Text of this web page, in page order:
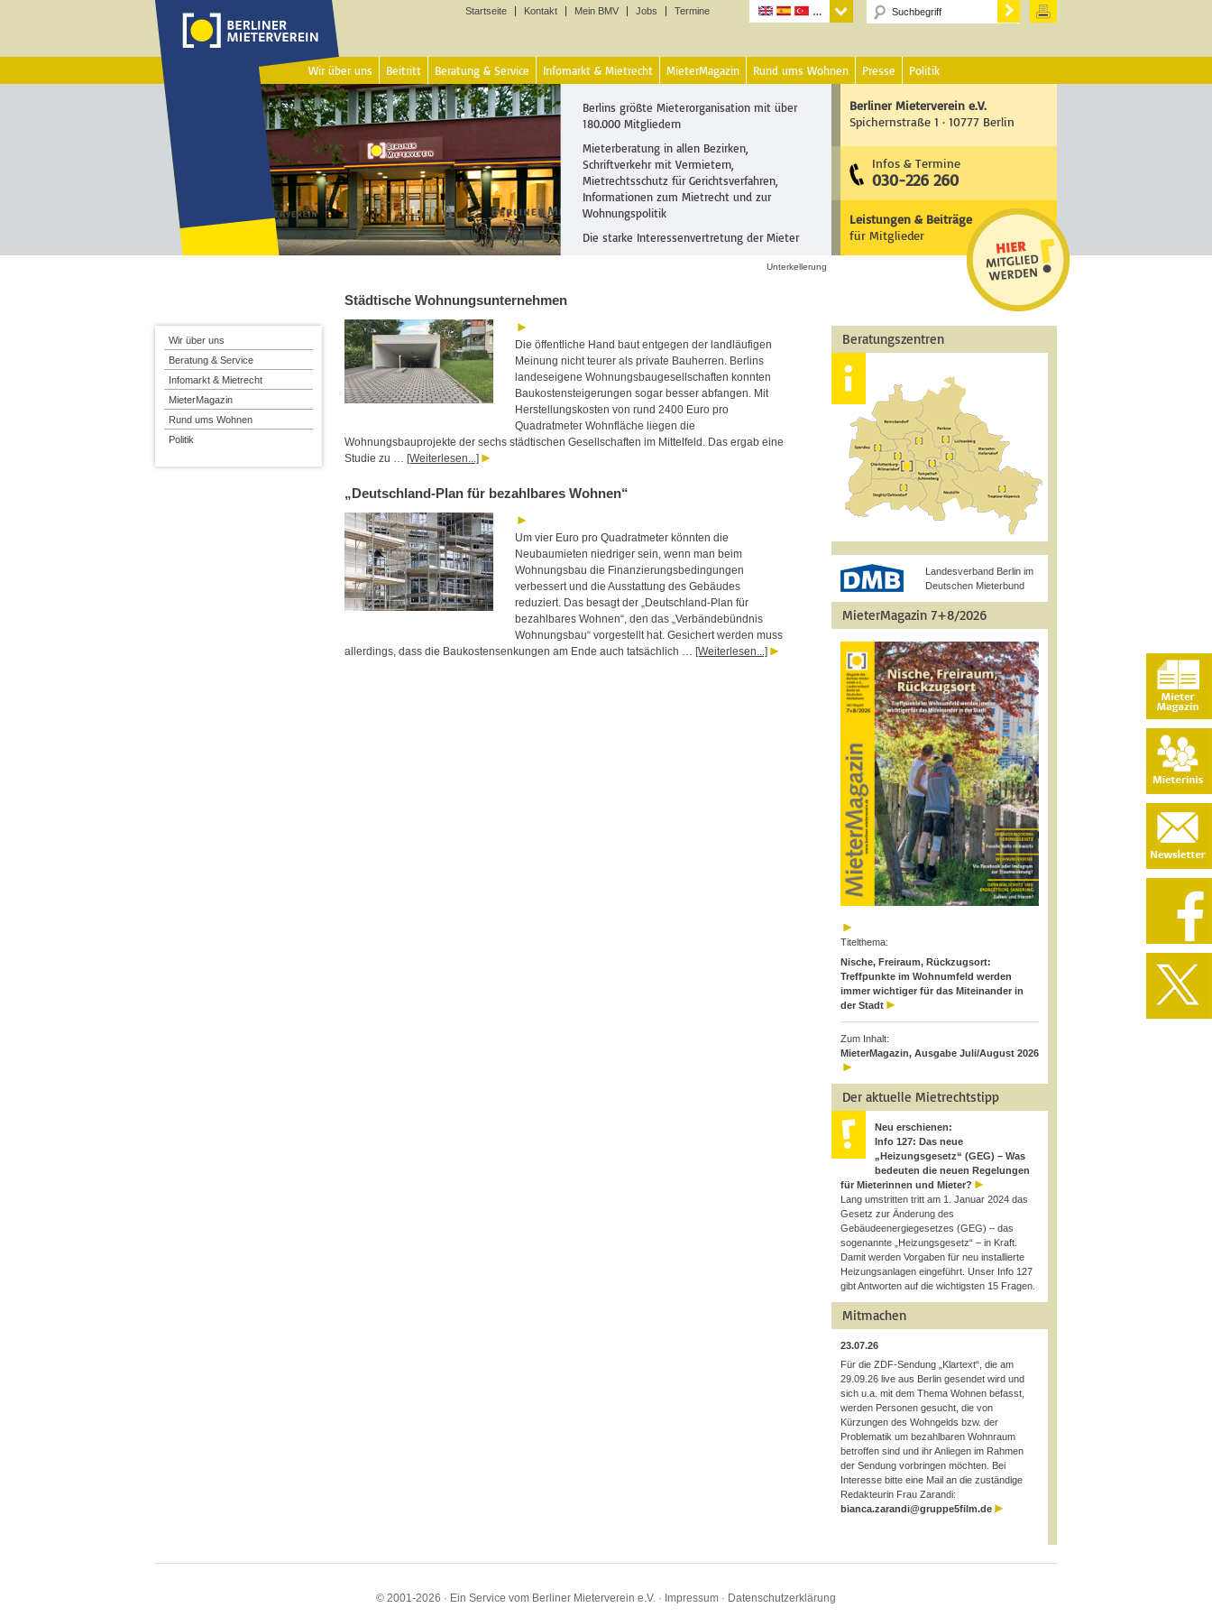
Startseite Kontakt Mein BMV Jobs Termine
Wir über uns Beitritt Beratung & Service Infomarkt & Mietrecht MieterMagazin Rund ums Wohnen Presse Politik
Berlins größte Mieterorganisation mit über
180.000 Mitgliedern
Mieterberatung in allen Bezirken,
Schriftverkehr mit Vermietern,
Mietrechtsschutz für Gerichtsverfahren,
Informationen zum Mietrecht und zur
Wohnungspolitik
Die starke Interessenvertretung der Mieter
Berliner Mieterverein e.V.
Spichernstraße 1 · 10777 Berlin
Infos & Termine
030-226 260
Leistungen & Beiträge
für Mitglieder
Unterkellerung
Städtische Wohnungsunternehmen
Die öffentliche Hand baut entgegen der landläufigen
Meinung nicht teurer als private Bauherren. Berlins
landeseigene Wohnungsbaugesellschaften konnten
Baukostensteigerungen sogar besser abfangen. Mit
Herstellungskosten von rund 2400 Euro pro
Quadratmeter Wohnfläche liegen die
Wohnungsbauprojekte der sechs städtischen Gesellschaften im Mittelfeld. Das ergab eine
Studie zu … [Weiterlesen...]
„Deutschland-Plan für bezahlbares Wohnen“
Um vier Euro pro Quadratmeter könnten die
Neubaumieten niedriger sein, wenn man beim
Wohnungsbau die Finanzierungsbedingungen
verbessert und die Ausstattung des Gebäudes
reduziert. Das besagt der „Deutschland-Plan für
bezahlbares Wohnen“, den das „Verbändebündnis
Wohnungsbau“ vorgestellt hat. Gesichert werden muss
allerdings, dass die Baukostensenkungen am Ende auch tatsächlich … [Weiterlesen...]
Beratungszentren
Landesverband Berlin im
Deutschen Mieterbund
MieterMagazin 7+8/2026
Titelthema:
Nische, Freiraum, Rückzugsort:
Treffpunkte im Wohnumfeld werden
immer wichtiger für das Miteinander in
der Stadt
Zum Inhalt:
MieterMagazin, Ausgabe Juli/August 2026
Der aktuelle Mietrechtstipp
Neu erschienen:
Info 127: Das neue
„Heizungsgesetz“ (GEG) – Was
bedeuten die neuen Regelungen
für Mieterinnen und Mieter?
Lang umstritten tritt am 1. Januar 2024 das
Gesetz zur Änderung des
Gebäudeenergiegesetzes (GEG) – das
sogenannte „Heizungsgesetz“ – in Kraft.
Damit werden Vorgaben für neu installierte
Heizungsanlagen eingeführt. Unser Info 127
gibt Antworten auf die wichtigsten 15 Fragen.
Mitmachen
23.07.26
Für die ZDF-Sendung „Klartext“, die am
29.09.26 live aus Berlin gesendet wird und
sich u.a. mit dem Thema Wohnen befasst,
werden Personen gesucht, die von
Kürzungen des Wohngelds bzw. der
Problematik um bezahlbaren Wohnraum
betroffen sind und ihr Anliegen im Rahmen
der Sendung vorbringen möchten. Bei
Interesse bitte eine Mail an die zuständige
Redakteurin Frau Zarandi:
bianca.zarandi@gruppe5film.de
Wir über uns
Beratung & Service
Infomarkt & Mietrecht
MieterMagazin
Rund ums Wohnen
Politik
© 2001-2026 · Ein Service vom Berliner Mieterverein e.V. · Impressum · Datenschutzerklärung